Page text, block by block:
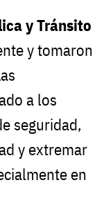
y Tránsito
y tomaron
a los
seguridad,
y extremar
en